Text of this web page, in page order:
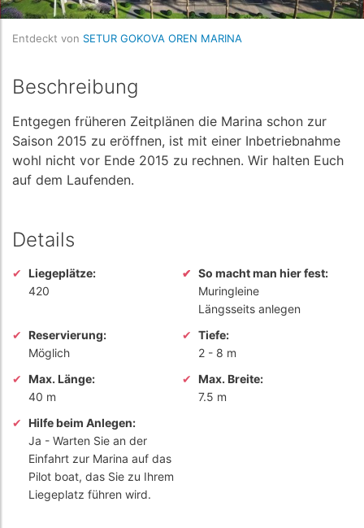
Entdeckt von SETUR GOKOVA OREN MARINA
Beschreibung
Entgegen früheren Zeitplänen die Marina schon zur
Saison 2015 zu eröffnen, ist mit einer Inbetriebnahme
wohl nicht vor Ende 2015 zu rechnen. Wir halten Euch
auf dem Laufenden.
Details
Liegeplätze:
420
So macht man hier fest:
Muringleine
Längsseits anlegen
Reservierung:
Möglich
Tiefe:
2 - 8 m
Max. Länge:
40 m
Max. Breite:
7.5 m
Hilfe beim Anlegen:
Ja - Warten Sie an der
Einfahrt zur Marina auf das
Pilot boat, das Sie zu Ihrem
Liegeplatz führen wird.